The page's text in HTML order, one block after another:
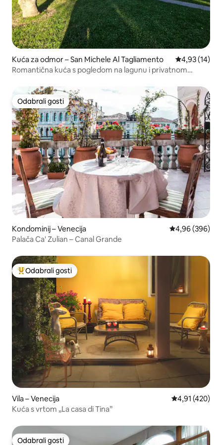
Kuća za odmor – San Michele Al Tagliamento Prosječna
4,93 (14)
Romantična kuća s pogledom na lagunu i privatnom
Odabrali gosti
Odabrali gosti
Kondominij – Venecija Prosječna
4,96 (396)
Palača Ca' Zulian – Canal Grande
Među najviše rangiranima s oznakom „Odabrali gosti”
Odabrali gosti
Vila – Venecija Prosječna
4,91 (420)
Kuća s vrtom „La casa di Tina”
Odabrali gosti